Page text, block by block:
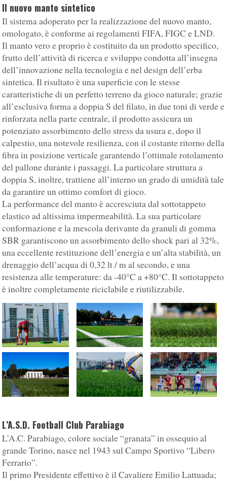
Il nuovo manto sintetico
Il sistema adoperato per la realizzazione del nuovo manto,
omologato, è conforme ai regolamenti FIFA, FIGC e LND.
Il manto vero e proprio è costituito da un prodotto specifico,
frutto dell’attività di ricerca e sviluppo condotta all’insegna
dell’innovazione nella tecnologia e nel design dell’erba
sintetica. Il risultato è una superficie con le stesse
caratteristiche di un perfetto terreno da gioco naturale; grazie
all’esclusiva forma a doppia S del filato, in due toni di verde e
rinforzata nella parte centrale, il prodotto assicura un
potenziato assorbimento dello stress da usura e, dopo il
calpestio, una notevole resilienza, con il costante ritorno della
fibra in posizione verticale garantendo l’ottimale rotolamento
del pallone durante i passaggi. La particolare struttura a
doppia S, inoltre, trattiene all’interno un grado di umidità tale
da garantire un ottimo comfort di gioco.
La performance del manto è accresciuta dal sottotappeto
elastico ad altissima impermeabilità. La sua particolare
conformazione e la mescola derivante da granuli di gomma
SBR garantiscono un assorbimento dello shock pari al 32%,
una eccellente restituzione dell’energia e un’alta stabilità, un
drenaggio dell’acqua di 0,32 lt / m al secondo, e una
resistenza alle temperature: da -40°C a +80°C. Il sottotappeto
è inoltre completamente riciclabile e riutilizzabile.
L’A.S.D. Football Club Parabiago
L’A.C. Parabiago, colore sociale “granata” in ossequio al
grande Torino, nasce nel 1943 sul Campo Sportivo “Libero
Ferrario”.
Il primo Presidente effettivo è il Cavaliere Emilio Lattuada;